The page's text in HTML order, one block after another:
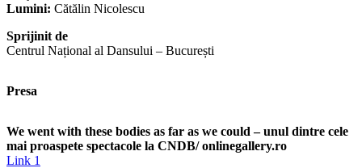
Lumini: Cătălin Nicolescu
Sprijinit de
Centrul Național al Dansului – București
Presa
We went with these bodies as far as we could – unul dintre cele
mai proaspete spectacole la CNDB/ onlinegallery.ro
Link 1